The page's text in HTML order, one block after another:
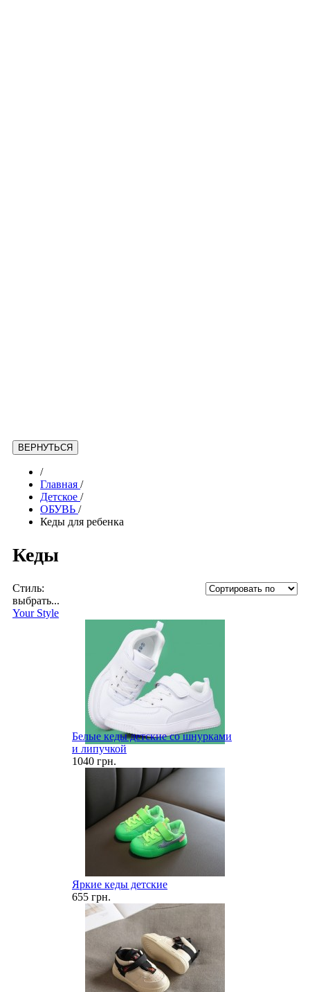
/
Главная /
Детское /
ОБУВЬ /
Кеды для ребенка
Кеды
Стиль:
выбрать...
Your Style
Белые кеды детские со шнурками
и липучкой
1040 грн.
Яркие кеды детские
655 грн.